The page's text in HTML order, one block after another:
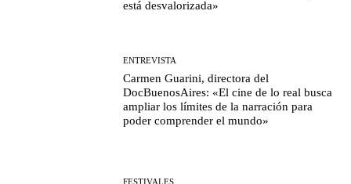
está desvalorizada»
ENTREVISTA
Carmen Guarini, directora del
DocBuenosAires: «El cine de lo real busca
ampliar los límites de la narración para
poder comprender el mundo»
FESTIVALES